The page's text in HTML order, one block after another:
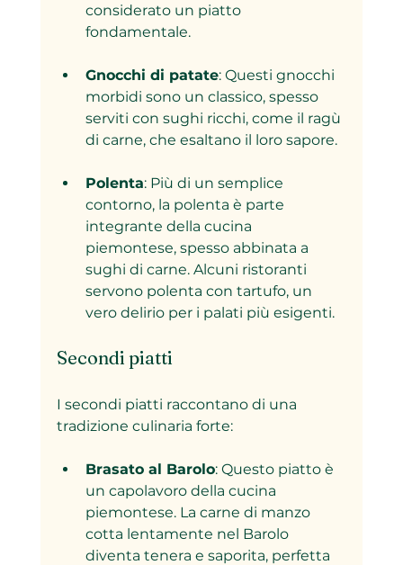
considerato un piatto
fondamentale.
Gnocchi di patate: Questi gnocchi
morbidi sono un classico, spesso
serviti con sughi ricchi, come il ragù
di carne, che esaltano il loro sapore.
Polenta: Più di un semplice
contorno, la polenta è parte
integrante della cucina
piemontese, spesso abbinata a
sughi di carne. Alcuni ristoranti
servono polenta con tartufo, un
vero delirio per i palati più esigenti.
Secondi piatti
I secondi piatti raccontano di una
tradizione culinaria forte:
Brasato al Barolo: Questo piatto è
un capolavoro della cucina
piemontese. La carne di manzo
cotta lentamente nel Barolo
diventa tenera e saporita, perfetta